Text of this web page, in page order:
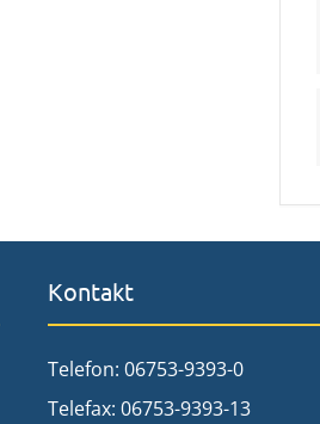
Kontakt
Telefon: 06753-9393-0
Telefax: 06753-9393-13